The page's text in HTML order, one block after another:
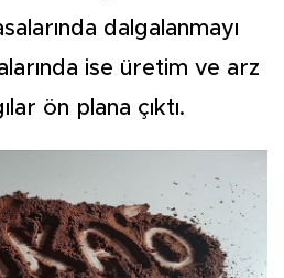
dalgalanmayı
ise üretim ve arz
ön plana çıktı.